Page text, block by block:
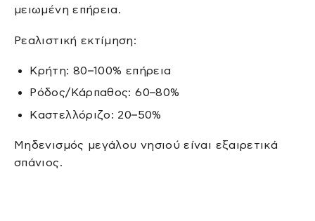
μειωμένη επήρεια.
Ρεαλιστική εκτίμηση:
Κρήτη: 80–100% επήρεια
Ρόδος/Κάρπαθος: 60–80%
Καστελλόριζο: 20–50%
Μηδενισμός μεγάλου νησιού είναι εξαιρετικά
σπάνιος.